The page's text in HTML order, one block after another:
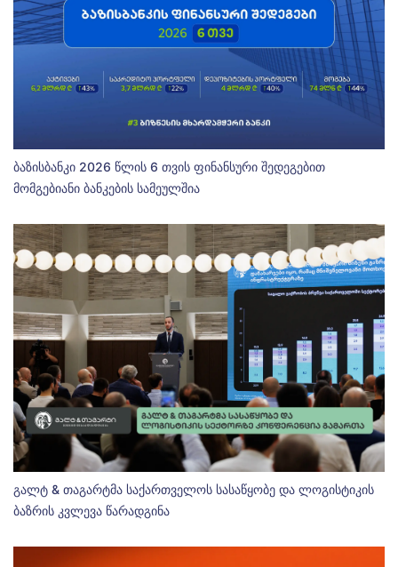
ბაზისბანკი 2026 წლის 6 თვის ფინანსური შედეგებით
მომგებიანი ბანკების სამეულშია
გალტ & თაგარტმა საქართველოს სასაწყობე და ლოგისტიკის
ბაზრის კვლევა წარადგინა